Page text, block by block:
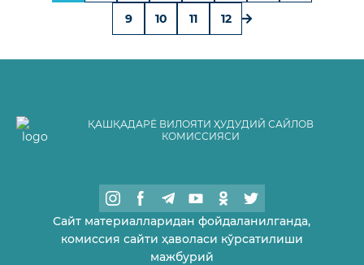
9 10 11 12
ҚАШҚАДАРЁ ВИЛОЯТИ ҲУДУДИЙ САЙЛОВ
КОМИССИЯСИ
Сайт материалларидан фойдаланилганда,
комиссия сайти ҳаволаси кўрсатилиши
мажбурий